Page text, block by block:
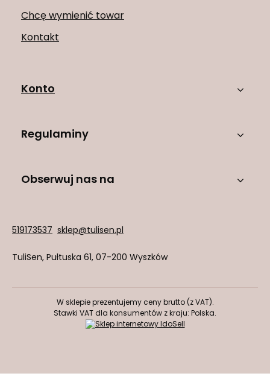
Chcę wymienić towar
Kontakt
Konto
Regulaminy
Obserwuj nas na
519173537 sklep@tulisen.pl
TuliSen, Pułtuska 61, 07-200 Wyszków
W sklepie prezentujemy ceny brutto (z VAT).
Stawki VAT dla konsumentów z kraju: Polska.